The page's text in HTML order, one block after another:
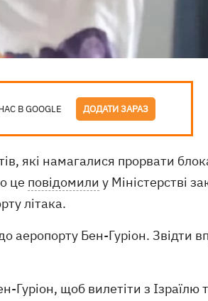
В GOOGLE ДОДАТИ ЗАРАЗ
які намагалися прорвати
це повідомили у Міністерстві
літака.
аеропорту Бен-Гуріон. Звідти
щоб вилетіти з Ізраїлю